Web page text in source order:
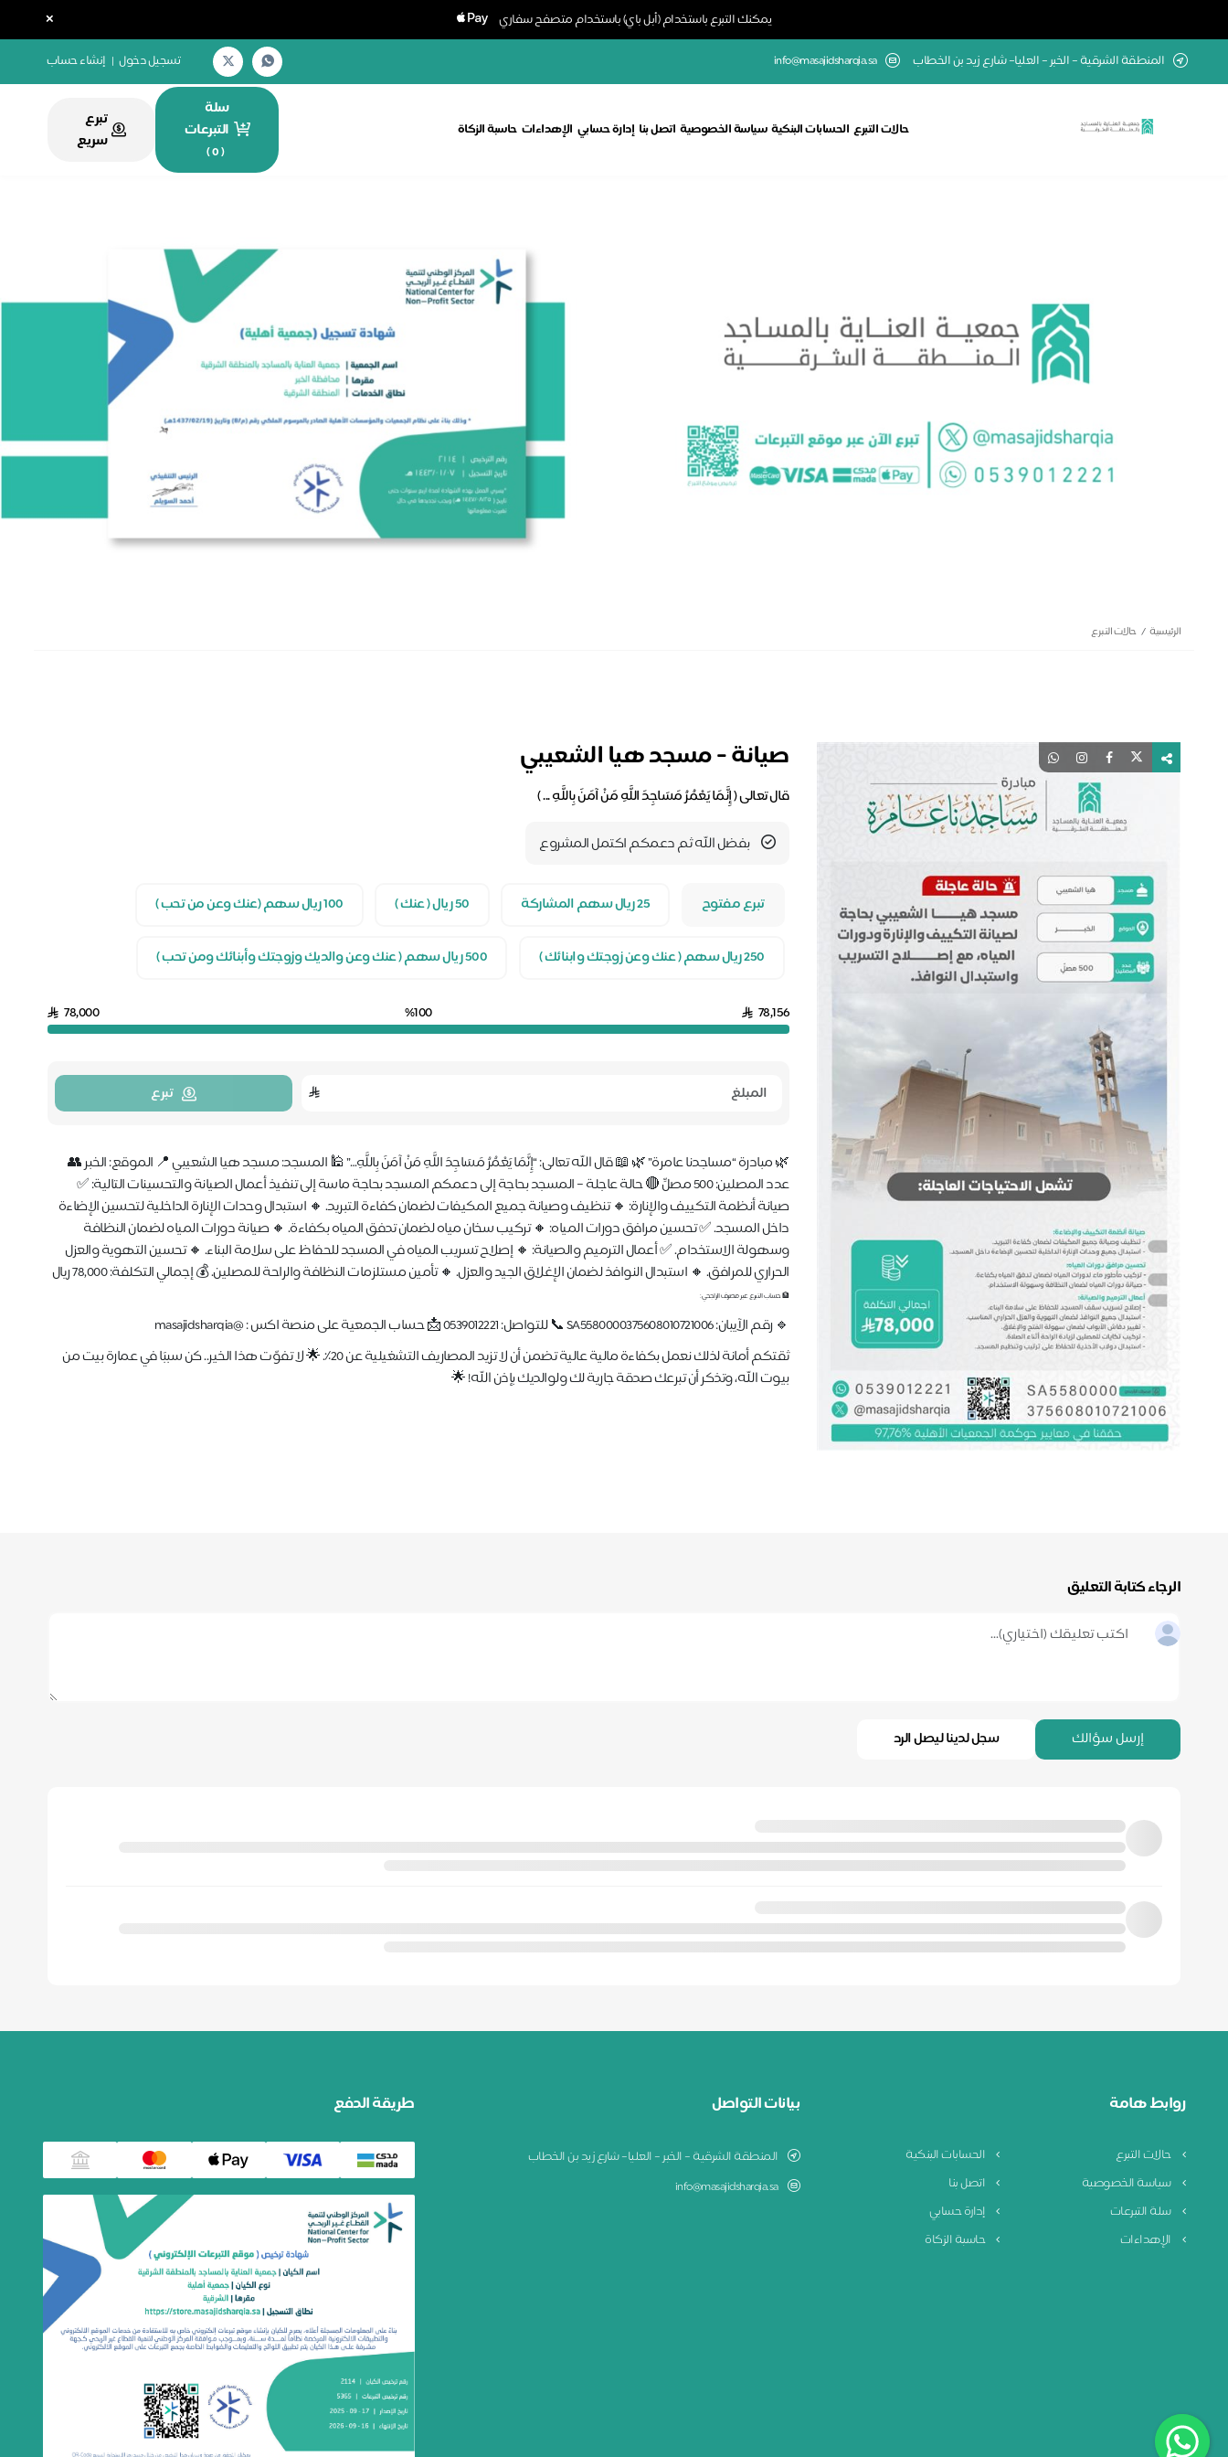
يمكنك التبرع باستخدام (أبل باي) باستخدام متصفح سفاري ×
المنطقة الشرقية – الخبر – العليا– شارع زيد بن الخطاب info@masajidsharqia.sa تسجيل دخول | إنشاء حساب
حالات التبرع الحسابات البنكية سياسة الخصوصية اتصل بنا إدارة حسابي الإهداءات حاسبة الزكاة
سلة
التبرعات
(
0
)
تبرع
سريع
الرئيسية حالات التبرع
صيانة - مسجد هيا الشعيبي
قال تعالى ( إِنَّمَا يَعْمُرُ مَسَاجِدَ اللَّهِ مَنْ آمَنَ بِاللَّهِ ... )
بفضل الله ثم دعمكم اكتمل المشروع
تبرع مفتوح 25 ريال سهم المشاركة 50 ريال ( عنك ) 100 ريال سهم (عنك وعن من تحب )
250 ريال سهم ( عنك وعن زوجتك وابنائك ) 500 ريال سهم ( عنك وعن والديك وزوجتك وأبنائك ومن تحب )
78,156
%100
78,000
تبرع
🌿 مبادرة “مساجدنا عامرة” 🌿 📖 قال الله تعالى: “إِنَّمَا يَعْمُرُ مَسَاجِدَ اللَّهِ مَنْ آمَنَ بِاللَّهِ…” 🕌 المسجد: مسجد هيا الشعيبي 📍 الموقع: الخبر 👥
عدد المصلين: 500 مصلٍّ 🔴 حالة عاجلة – المسجد بحاجة إلى دعمكم المسجد بحاجة ماسة إلى تنفيذ أعمال الصيانة والتحسينات التالية: ✅
صيانة أنظمة التكييف والإنارة: 🔸 تنظيف وصيانة جميع المكيفات لضمان كفاءة التبريد. 🔸 استبدال وحدات الإنارة الداخلية لتحسين الإضاءة
داخل المسجد. ✅ تحسين مرافق دورات المياه: 🔸 تركيب سخان مياه لضمان تدفق المياه بكفاءة. 🔸 صيانة دورات المياه لضمان النظافة
وسهولة الاستخدام. ✅ أعمال الترميم والصيانة: 🔸 إصلاح تسريب المياه في المسجد للحفاظ على سلامة البناء. 🔸 تحسين التهوية والعزل
الحراري للمرافق. 🔸 استبدال النوافذ لضمان الإغلاق الجيد والعزل. 🔸 تأمين مستلزمات النظافة والراحة للمصلين. 💰 إجمالي التكلفة: 78,000 ريال
🏦 حساب التبرع عبر مصرف الراجحي:
🔹 رقم الآيبان: SA5580000375608010721006 📞 للتواصل: 0539012221 📩 حساب الجمعية على منصة اكس : @masajidsharqia
ثقتكم أمانة لذلك نعمل بكفاءة مالية عالية تضمن أن لا تزيد المصاريف التشغيلية عن 20٪. 🌟 لا تفوّت هذا الخير.. كن سببًا في عمارة بيت من
بيوت الله، وتذكر أن تبرعك صدقة جارية لك ولوالديك بإذن الله! 🌟
الرجاء كتابة التعليق
إرسل سؤالك سجل لدينا ليصل الرد
روابط هامة
حالات التبرع
الحسابات البنكية
سياسة الخصوصية
اتصل بنا
سلة التبرعات
إدارة حسابي
الإهداءات
حاسبة الزكاة
بيانات التواصل
المنطقة الشرقية – الخبر – العليا– شارع زيد بن الخطاب
info@masajidsharqia.sa
طريقة الدفع